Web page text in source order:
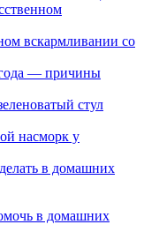
вскармливании со
— причины
стул
насморк у
в домашних
в домашних